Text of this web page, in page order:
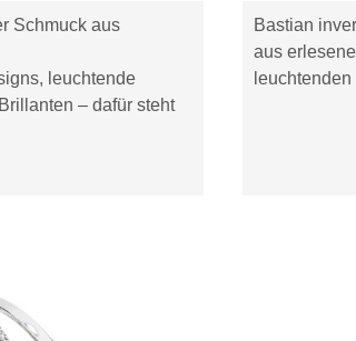
Schmuck aus
leuchtende
– dafür steht
Bastian
aus